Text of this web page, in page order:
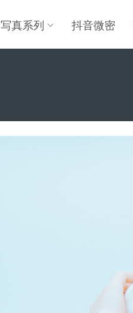
写真系列 抖音微密